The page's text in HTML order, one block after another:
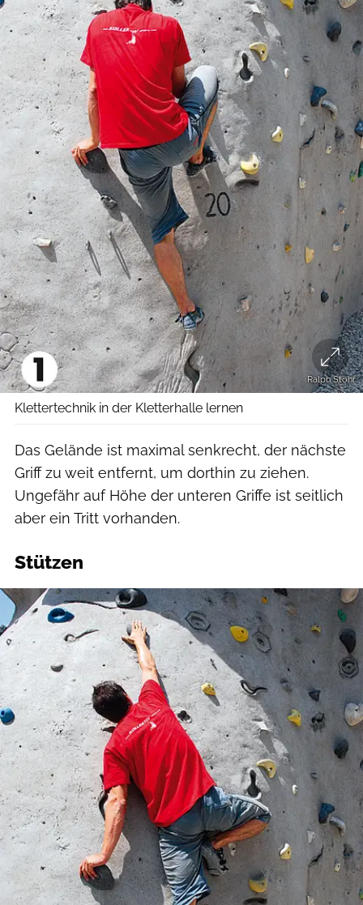
Ralph Stöhr
Klettertechnik in der Kletterhalle lernen
Das Gelände ist maximal senkrecht, der nächste
Griff zu weit entfernt, um dorthin zu ziehen.
Ungefähr auf Höhe der unteren Griffe ist seitlich
aber ein Tritt vorhanden.
Stützen